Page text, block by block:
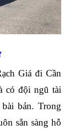
Giá đi Cần
có đội ngũ tài
bản. Trong
sẵn sàng hỗ